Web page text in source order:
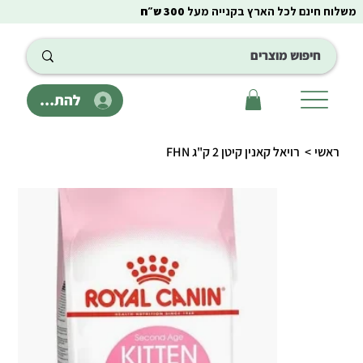
להתחבר
משלוח חינם לכל הארץ בקנייה מעל 300 ש״ח
ראשי > רויאל קאנין קיטן 2 ק"ג FHN